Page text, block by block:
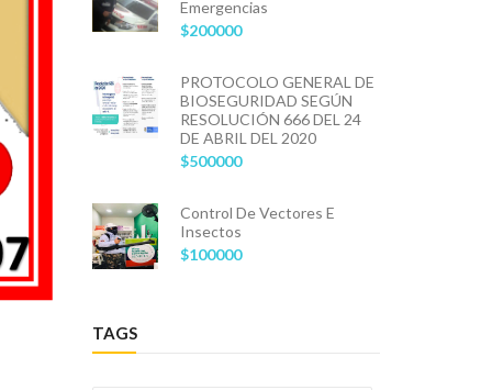
Emergencias
$200000
PROTOCOLO GENERAL DE
BIOSEGURIDAD SEGÚN
RESOLUCIÓN 666 DEL 24
DE ABRIL DEL 2020
$500000
Control De Vectores E
Insectos
$100000
TAGS